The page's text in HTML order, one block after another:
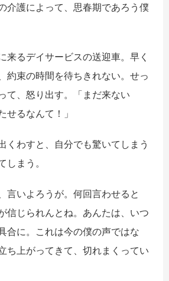
介護によって、思春期であろう僕
るデイサービスの送迎車。早く
約束の時間を待ちきれない。せっ
て、怒り出す。「まだ来ない
るなんて！」
くわすと、自分でも驚いてしまう
しまう。
言いよろうが。何回言わせると
信じられんとね。あんたは、いつ
合に。これは今の僕の声ではな
ち上がってきて、切れまくってい